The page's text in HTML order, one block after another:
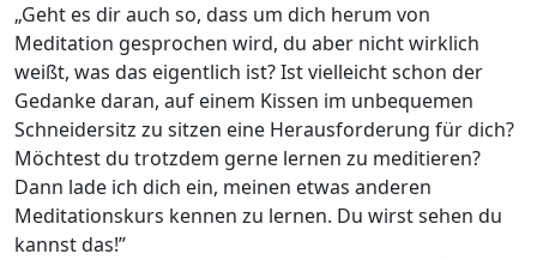
„Geht es dir auch so, dass um dich herum von
Meditation gesprochen wird, du aber nicht wirklich
weißt, was das eigentlich ist? Ist vielleicht schon der
Gedanke daran, auf einem Kissen im unbequemen
Schneidersitz zu sitzen eine Herausforderung für dich?
Möchtest du trotzdem gerne lernen zu meditieren?
Dann lade ich dich ein, meinen etwas anderen
Meditationskurs kennen zu lernen. Du wirst sehen du
kannst das!”